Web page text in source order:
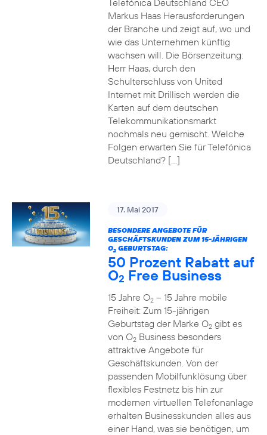
Telefónica Deutschland CEO
Markus Haas Herausforderungen
der Branche und zeigt auf, wo und
wie das Unternehmen künftig
wachsen will. Die Börsenzeitung:
Herr Haas, durch den
Schulterschluss von United
Internet mit Drillisch werden die
Karten auf dem deutschen
Telekommunikationsmarkt
nochmals neu gemischt. Welche
Folgen erwarten Sie für Telefónica
Deutschland? […]
17. Mai 2017
BESONDERE ANGEBOTE FÜR
GESCHÄFTSKUNDEN ZUM 15-JÄHRIGEN
O2GEBURTSTAG:
50 Prozent Rabatt auf
O2 Free Business
15 Jahre O2– 15 Jahre mobile
Freiheit: Zum 15-jährigen
Geburtstag der Marke O2gibt es
von O2Business besonders
attraktive Angebote für
Geschäftskunden. Von der
passenden Mobilfunklösung über
flexibles Festnetz bis hin zur
modernen virtuellen Telefonanlage
erhalten Businesskunden alles aus
einer Hand, was sie benötigen, um